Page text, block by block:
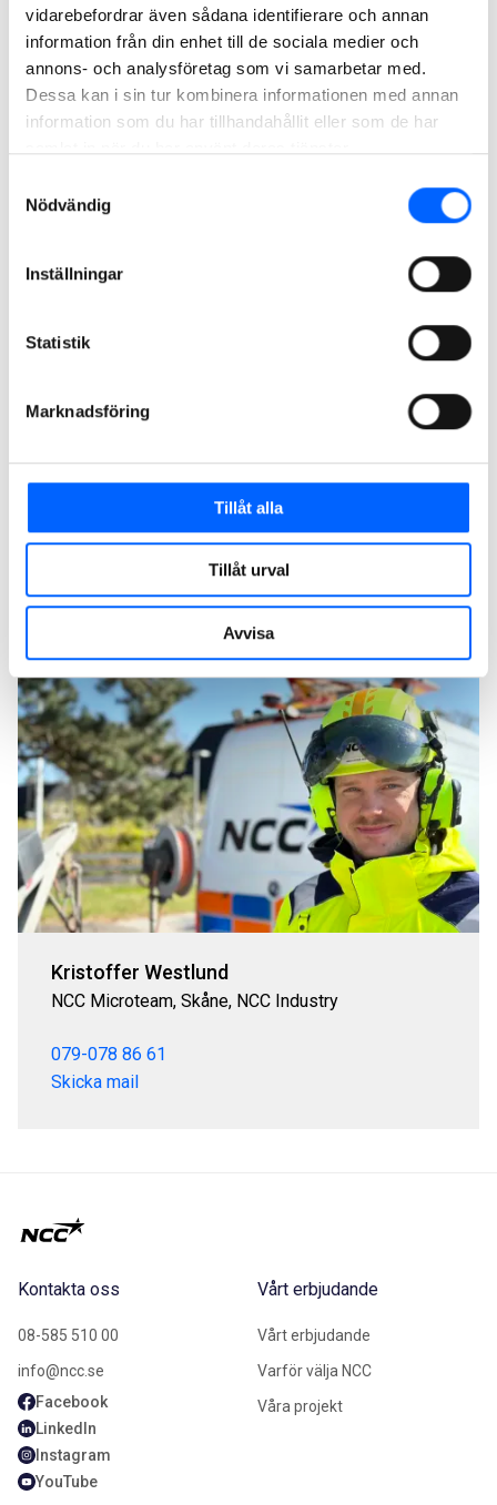
vidarebefordrar även sådana identifierare och annan
information från din enhet till de sociala medier och
annons- och analysföretag som vi samarbetar med.
Dessa kan i sin tur kombinera informationen med annan
information som du har tillhandahållit eller som de har
Nödvändig
Inställningar
Statistik
Marknadsföring
Tillåt alla
Tillåt urval
Avvisa
Telefonnr
E-post
Skicka
Kristoffer Westlund
NCC Microteam, Skåne, NCC Industry
079-078 86 61
Skicka mail
Kontakta oss
08-585 510 00
info@ncc.se
Facebook
LinkedIn
Instagram
YouTube
Vårt erbjudande
Vårt erbjudande
Varför välja NCC
Våra projekt